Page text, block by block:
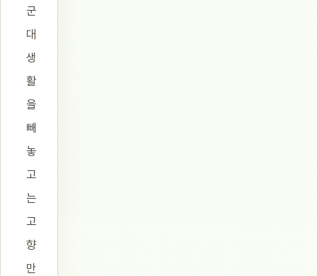
군
대
생
활
을
빼
놓
고
는
고
향
만